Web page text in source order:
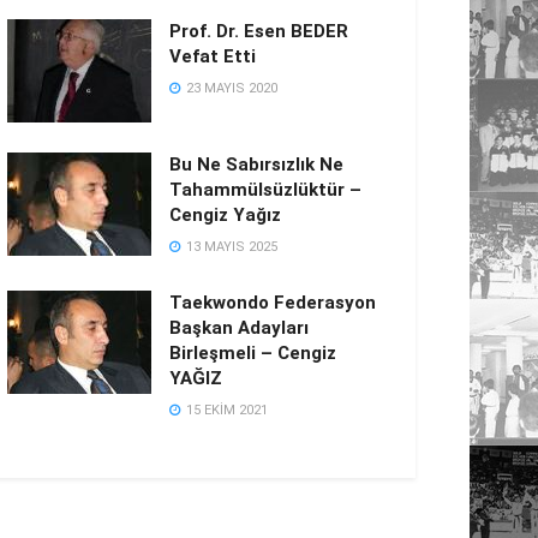
Prof. Dr. Esen BEDER
Vefat Etti
23 MAYIS 2020
Bu Ne Sabırsızlık Ne
Tahammülsüzlüktür –
Cengiz Yağız
13 MAYIS 2025
Taekwondo Federasyon
Başkan Adayları
Birleşmeli – Cengiz
YAĞIZ
15 EKIM 2021